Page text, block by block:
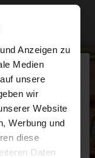
Anzeigen zu
Medien
unsere
wir
Website
Werbung und
diese
Daten
zu.